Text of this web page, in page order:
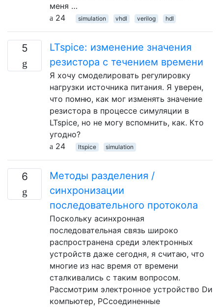
меня …
24
simulation vhdl verilog hdl
5
LTspice: изменение значения
резистора с течением времени
Я хочу смоделировать регулировку
нагрузки источника питания. Я уверен,
что помню, как мог изменять значение
резистора в процессе симуляции в
LTspice, но не могу вспомнить, как. Кто
угодно?
24
ltspice simulation
6
Методы разделения /
синхронизации
последовательного протокола
Поскольку асинхронная
последовательная связь широко
распространена среди электронных
устройств даже сегодня, я считаю, что
многие из нас время от времени
сталкивались с таким вопросом.
Рассмотрим электронное устройство Dи
компьютер, PCсоединенные